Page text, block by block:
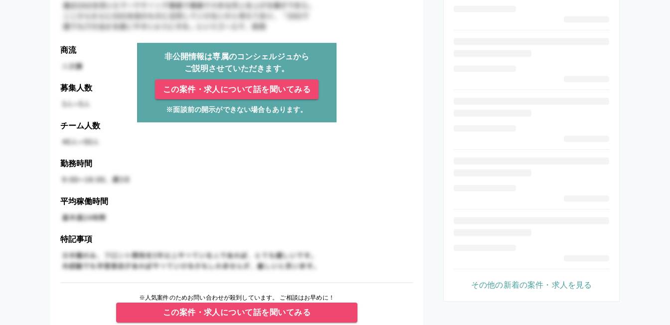
商流
非公開情報は専属のコンシェルジュから
ご説明させていただきます。
この案件・求人について話を聞いてみる
※面談前の開示ができない場合もあります。
募集人数
チーム人数
勤務時間
平均稼働時間
特記事項
※人気案件のためお問い合わせが殺到しています。 ご相談はお早めに！
この案件・求人について話を聞いてみる
その他の新着の案件・求人を見る